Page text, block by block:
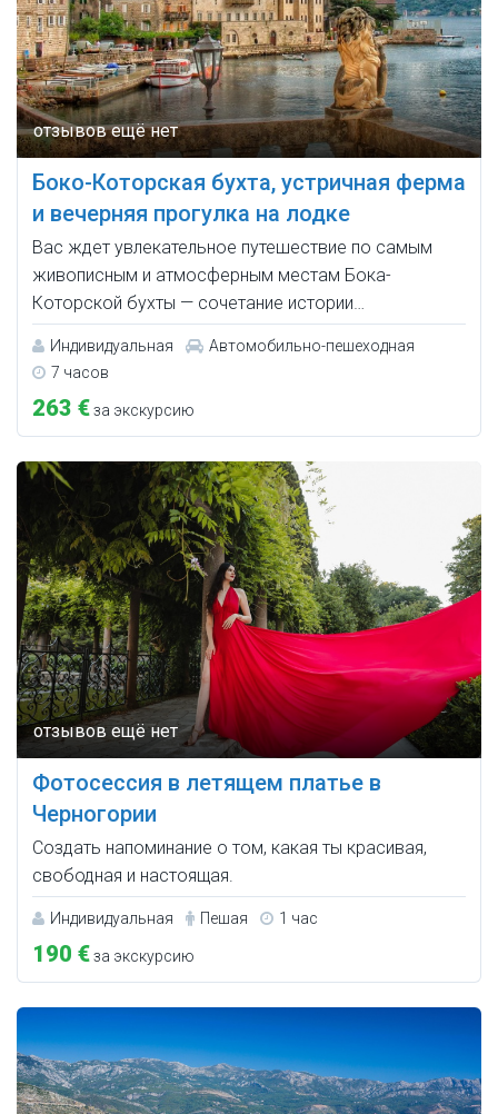
Боко-Которская бухта, устричная ферма
и вечерняя прогулка на лодке
Вас ждет увлекательное путешествие по самым
живописным и атмосферным местам Бока-
Которской бухты — сочетание истории…
Индивидуальная
Автомобильно-пешеходная
7 часов
263 €за экскурсию
Фотосессия в летящем платье в
Черногории
Создать напоминание о том, какая ты красивая,
свободная и настоящая.
Индивидуальная Пешая 1 час
190 €за экскурсию